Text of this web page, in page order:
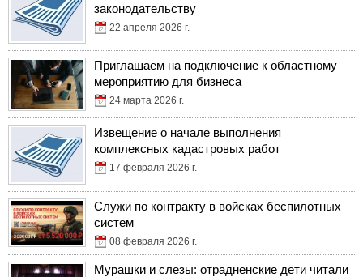
законодательству
22 апреля 2026 г.
Приглашаем на подключение к областному
мероприятию для бизнеса
24 марта 2026 г.
Извещение о начале выполнения
комплексных кадастровых работ
17 февраля 2026 г.
Служи по контракту в войсках беспилотных
систем
08 февраля 2026 г.
Мурашки и слезы: отрадненские дети читали